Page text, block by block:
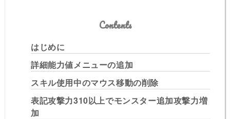
Contents
はじめに
詳細能力値メニューの追加
スキル使用中のマウス移動の削除
表記攻撃力310以上でモンスター追加攻撃力増
加